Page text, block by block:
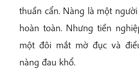
thuần cẩn. Nàng là một
hoàn toàn. Nhưng tiền
một đôi mắt mờ đục và
nàng đau khổ.